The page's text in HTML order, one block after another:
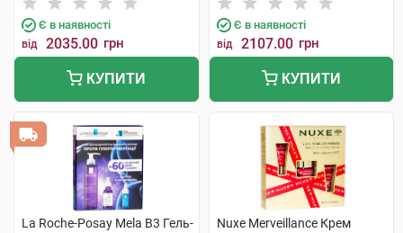
Є в наявності
від 2035.00 грн
КУПИТИ
Є в наявності
від 2107.00 грн
КУПИТИ
La Roche-Posay Mela B3 Гель-
Nuxe Merveillance Крем